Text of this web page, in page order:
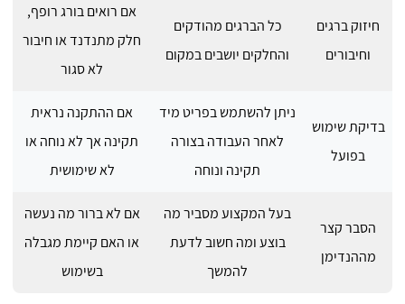
חיזוק ברגים
וחיבורים
כל הברגים מהודקים
והחלקים יושבים במקום
אם רואים בורג רופף,
חלק מתנדנד או חיבור
לא סגור
בדיקת שימוש
בפועל
ניתן להשתמש בפריט מיד
לאחר העבודה בצורה
תקינה ונוחה
אם ההתקנה נראית
תקינה אך לא נוחה או
לא שימושית
הסבר קצר
מההנדימן
בעל המקצוע מסביר מה
בוצע ומה חשוב לדעת
להמשך
אם לא ברור מה נעשה
או האם קיימת מגבלה
בשימוש